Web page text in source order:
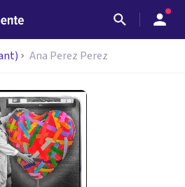
Ana Perez Perez